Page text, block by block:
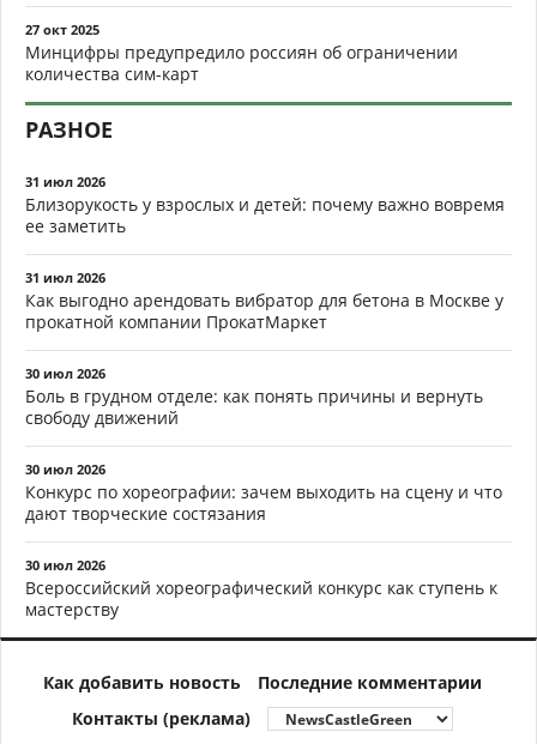
27 окт 2025
Минцифры предупредило россиян об ограничении
количества сим-карт
РАЗНОЕ
31 июл 2026
Близорукость у взрослых и детей: почему важно вовремя
ее заметить
31 июл 2026
Как выгодно арендовать вибратор для бетона в Москве у
прокатной компании ПрокатМаркет
30 июл 2026
Боль в грудном отделе: как понять причины и вернуть
свободу движений
30 июл 2026
Конкурс по хореографии: зачем выходить на сцену и что
дают творческие состязания
30 июл 2026
Всероссийский хореографический конкурс как ступень к
мастерству
Как добавить новость
Последние комментарии
Контакты (реклама)